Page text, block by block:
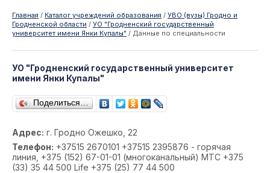
Главная / Каталог учреждений образования / УВО (вузы) Гродно и
Гродненской области / УО "Гродненский государственный
университет имени Янки Купалы" / Данные по специальности
УО "Гродненский государственный университет
имени Янки Купалы"
Поделиться…
Адрес: г. Гродно Ожешко, 22
Телефон: +37515 2670101 +37515 2395876 - горячая
линия, +375 (152) 67-01-01 (многоканальный) МТС +375
(33) 35 44 500 Life +375 (25) 77 44 500